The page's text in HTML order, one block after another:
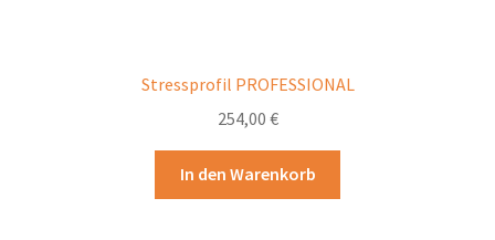
Stressprofil PROFESSIONAL
254,00 €
In den Warenkorb